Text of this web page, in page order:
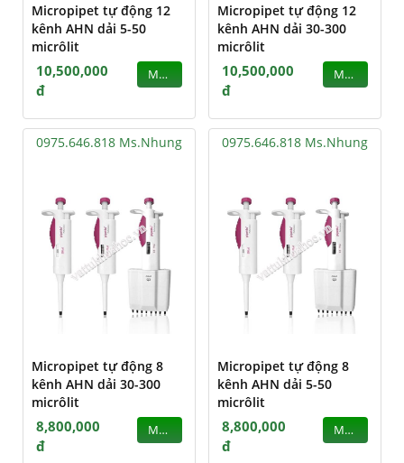
Micropipet tự động 12
kênh AHN dải 5-50
micrôlit
10,500,000
đ
MUA
Micropipet tự động 12
kênh AHN dải 30-300
micrôlit
10,500,000
đ
MUA
0975.646.818 Ms.Nhung
Micropipet tự động 8
kênh AHN dải 30-300
micrôlit
8,800,000
đ
MUA
0975.646.818 Ms.Nhung
Micropipet tự động 8
kênh AHN dải 5-50
micrôlit
8,800,000
đ
MUA